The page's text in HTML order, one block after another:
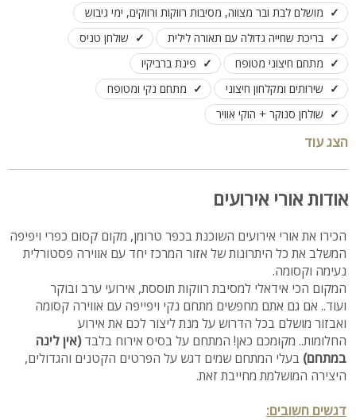
מושלם לבת ובר מצווה, מסיבות רווקות ורווקים, ימי גיבוש
בריכת שחייה גדולה עם תאורה לילית
שולחן טניס
מתחם חיצוני מטופח
פינת ברביקיו
שירותים ומקלחון חיצוני
מתחם נקי ומטופח
שולחן סנוקר + הוקי אוויר
אירועי בוקר, ערב עד 50 אורחים (לא עובדים בשבת)הצג עוד
אודות אורי אירועים
הכירו את אורי אירועים השוכנת בכפר טרומן, מקום קסום כפרי ויפיפה
המשלב את כל היתרונות של אזור המרכז יחד עם אווירה פסטורלית
נעימה וקסומה.
המקום הכי אידאלי למסיבת רווקות תוססת, אירועי ערב ובוקר
ועוד.. אם גם אתם מחפשים מתחם נקי ויפייפה עם אווירה קסומה
ואבזור מושלם בכל הדרוש על מנת ליצור לכם את אירוע
החלומות.. מקומכם כאן! המתחם על בסיס אירוח בלבד(אין לינה
במתחם) בעלי המתחם שמים דגש על הפרטים הקטנים והגדולים,
היצירה המושלמת מחייבת זאת.
דגשים חשובים: